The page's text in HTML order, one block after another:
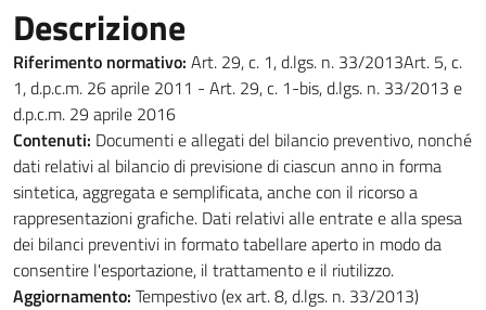
Descrizione
Riferimento normativo: Art. 29, c. 1, d.lgs. n. 33/2013Art. 5, c.
1, d.p.c.m. 26 aprile 2011 - Art. 29, c. 1-bis, d.lgs. n. 33/2013 e
d.p.c.m. 29 aprile 2016
Contenuti: Documenti e allegati del bilancio preventivo, nonché
dati relativi al bilancio di previsione di ciascun anno in forma
sintetica, aggregata e semplificata, anche con il ricorso a
rappresentazioni grafiche. Dati relativi alle entrate e alla spesa
dei bilanci preventivi in formato tabellare aperto in modo da
consentire l'esportazione, il trattamento e il riutilizzo.
Aggiornamento: Tempestivo (ex art. 8, d.lgs. n. 33/2013)